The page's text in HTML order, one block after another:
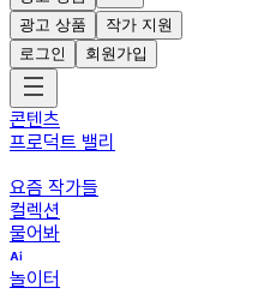
광고 상품
작가 지원
로그인
회원가입
콘텐츠
프로덕트 밸리
요즘 작가들
컬렉션
물어봐
놀이터